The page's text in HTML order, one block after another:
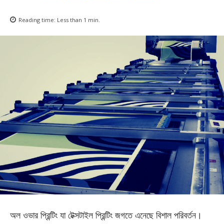
Reading time: Less than 1 min.
অল ওভার প্রিন্টিং যা টেক্সটাইল প্রিন্টিং জগতে এনেছে বিশাল পরিবর্তন।